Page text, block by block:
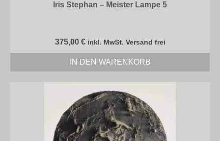
Iris Stephan – Meister Lampe 5
375,00 € inkl. MwSt. Versand frei
IN DEN WARENKORB